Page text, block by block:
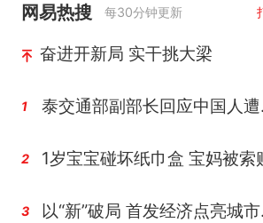
网易热搜 每30分钟更新
奋进开新局 实干挑大梁
1 泰
2
3 以“